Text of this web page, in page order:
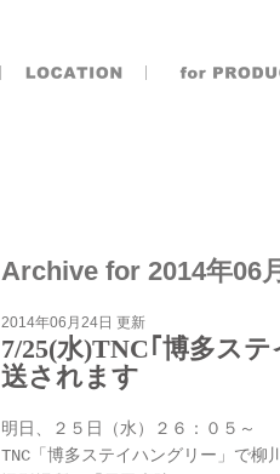
Archive for 2014年06月
2014年06月24日 更新
7/25(水)TNC｢博多ス
送されます
明日、２５日（水）２６：０５～
TNC「博多ステイハングリー」で柳